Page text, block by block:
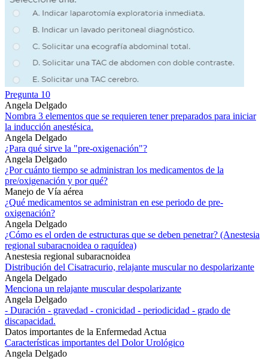
Pregunta 10
Angela Delgado
Nombra 3 elementos que se requieren tener preparados para iniciar
la inducción anestésica.
Angela Delgado
¿Para qué sirve la "pre-oxigenación"?
Angela Delgado
¿Por cuánto tiempo se administran los medicamentos de la
pre/oxigenación y por qué?
Manejo de Vía aérea
¿Qué medicamentos se administran en ese periodo de pre-
oxigenación?
Angela Delgado
¿Cómo es el orden de estructuras que se deben penetrar? (Anestesia
regional subaracnoidea o raquídea)
Anestesia regional subaracnoidea
Distribución del Cisatracurio, relajante muscular no despolarizante
Angela Delgado
Menciona un relajante muscular despolarizante
Angela Delgado
- Duración - gravedad - cronicidad - periodicidad - grado de
discapacidad.
Datos importantes de la Enfermedad Actua
Características importantes del Dolor Urológico
Angela Delgado